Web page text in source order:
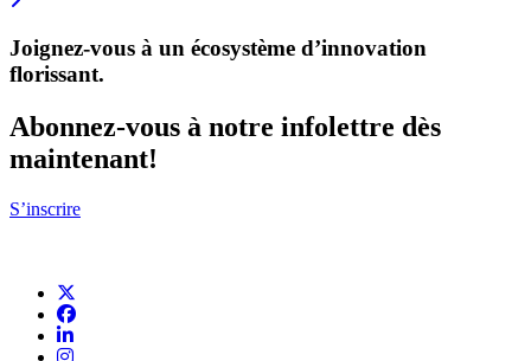
Joignez-vous à un écosystème d’innovation
florissant.
Abonnez-vous à notre infolettre dès
maintenant!
S’inscrire